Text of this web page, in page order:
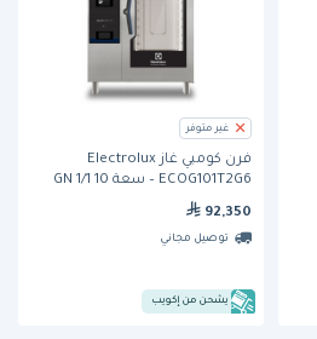
غير متوفر
فرن كومبي غاز Electrolux
ECOG101T2G6 – سعة 10 GN 1/1
92,350
توصيل مجاني
يشحن من إكويب